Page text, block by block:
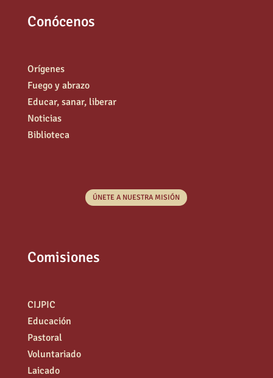
Conócenos
Orígenes
Fuego y abrazo
Educar, sanar, liberar
Noticias
Biblioteca
ÚNETE A NUESTRA MISIÓN
Comisiones
CIJPIC
Educación
Pastoral
Voluntariado
Laicado